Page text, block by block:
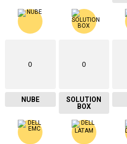
0
NUBE
0
SOLUTION
BOX